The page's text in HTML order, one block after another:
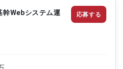
用いたシステム開発および機能
結合テストの実施および品質
査、影響分析および改修対応
守運用支援 ・各種設計書、テ
キュメント作成
幹Webシステム運
応募する